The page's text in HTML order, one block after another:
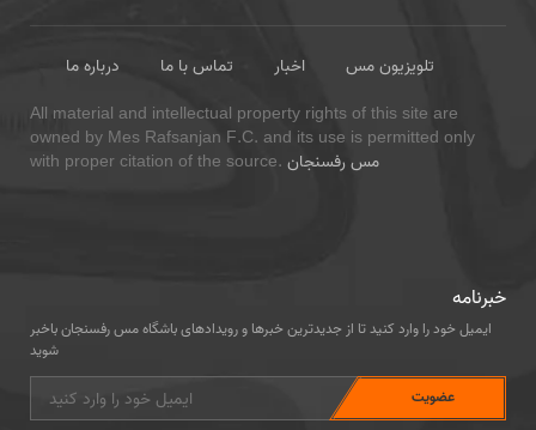
درباره ما تماس با ما اخبار
تلویزیون مس
All material and intellectual property rights of this site are
owned by Mes Rafsanjan F.C. and its use is permitted only
with proper citation of the source. مس رفسنجان
خبرنامه
ایمیل خود را وارد کنید تا از جدیدترین خبرها و رویدادهای باشگاه مس رفسنجان باخبر
شوید